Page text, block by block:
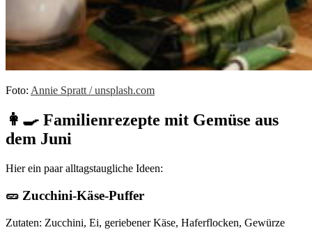
Foto: Annie Spratt / unsplash.com
👩‍🍳 Familienrezepte mit Gemüse aus
dem Juni
Hier ein paar alltagstaugliche Ideen:
🥒 Zucchini-Käse-Puffer
Zutaten: Zucchini, Ei, geriebener Käse, Haferflocken, Gewürze